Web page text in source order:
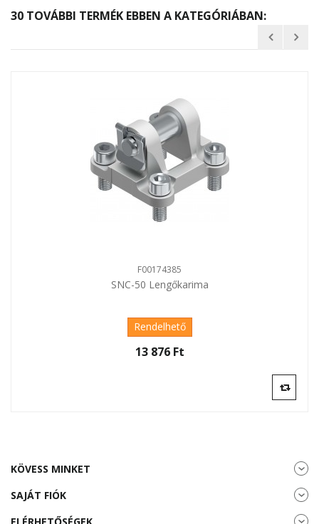
30 TOVÁBBI TERMÉK EBBEN A KATEGÓRIÁBAN:
F00174385
SNC-50 Lengőkarima
Rendelhető
13 876 Ft‎
KÖVESS MINKET
SAJÁT FIÓK